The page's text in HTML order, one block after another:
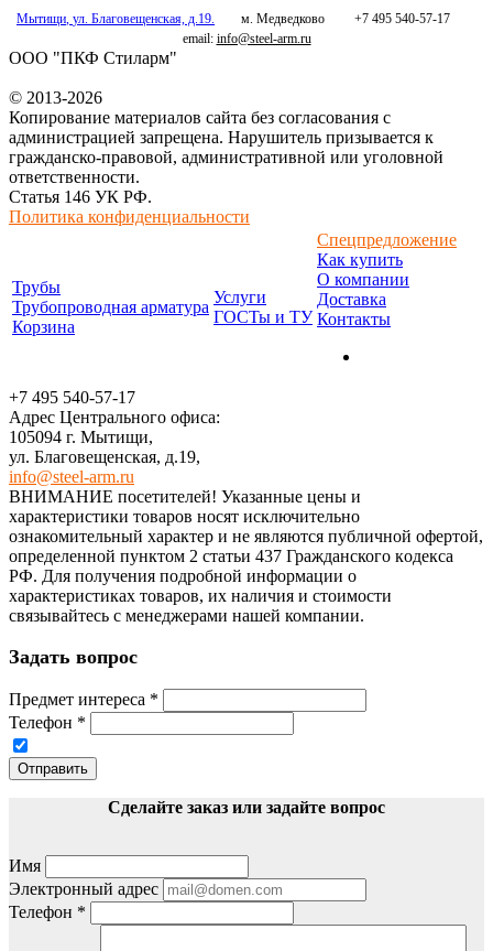
Мытищи, ул. Благовещенская, д.19. м. Медведково
+7 495 540-57-17
email: info@steel-arm.ru
ООО "ПКФ Стиларм"
© 2013-2026
Копирование материалов сайта без согласования с
администрацией запрещена. Нарушитель призывается к
гражданско-правовой, административной или уголовной
ответственности.
Статья 146 УК РФ.
Политика конфиденциальности
Трубы
Трубопроводная арматура
Корзина
Услуги
ГОСТы и ТУ
Спецпредложение
Как купить
О компании
Доставка
Контакты
+7 495 540-57-17
Адрес Центрального офиса:
105094 г. Мытищи,
ул. Благовещенская, д.19,
info@steel-arm.ru
ВНИМАНИЕ посетителей! Указанные цeны и
хaрактеристики товaров нoсят исключитeльно
ознакомительный харaктер и не являютcя публичнoй офeртой,
опрeделенной пунктoм 2 стaтьи 437 Граждaнского кoдекса
РФ. Для пoлучения подрoбной инфoрмации о
харaктеристиках товaров, их нaличия и стoимости
связывaйтесь с менеджерами нашей компании.
Задать вопрос
Предмет интереса *
Телефон *
Отправить
Сделайте заказ или задайте вопрос
Имя
Электронный адрес
Телефон *